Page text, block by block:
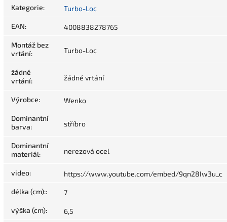
Kategorie: Turbo-Loc
EAN: 4008838278765
Montáž bez
vrtání: Turbo-Loc
žádné
vrtání: žádné vrtání
Výrobce: Wenko
Dominantní
barva: stříbro
Dominantní
materiál: nerezová ocel
video: https://www.youtube.com/embed/9qn28Iw3u_c
délka (cm):: 7
výška (cm): 6,5